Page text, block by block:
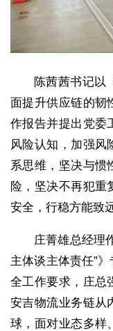
陈茜茜书记以
面提升供应链的韧
作报告并提出党委
风险认知，加强风
系思维，坚决与惯
险，坚决不再犯重
安全，行稳方能致远
庄菁雄总经理
主体谈主体责任”
全工作要求，庄总
安吉物流业务链从
球，面对业态多样